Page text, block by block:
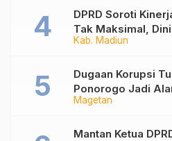
Kab. Madiun
DPRD Soroti
Tak Maksimal,
Hasilkan PAD
Magetan
Dugaan Korupsi
Ponorogo Jadi
Magetan Perkuat
Mantan Ketua